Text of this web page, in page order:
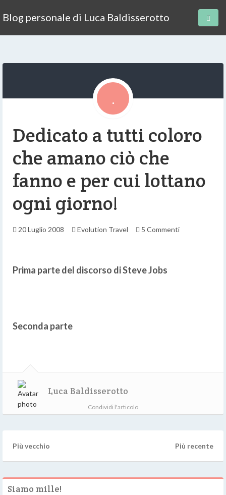
Blog personale di Luca Baldisserotto
Dedicato a tutti coloro
che amano ciò che
fanno e per cui lottano
ogni giorno!
20 Luglio 2008 Evolution Travel 5 Commenti
Prima parte del discorso di Steve Jobs
Seconda parte
Luca Baldisserotto
Condividi l'articolo
Più vecchio Più recente
Siamo mille!